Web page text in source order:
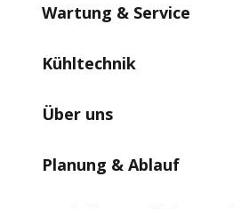
Wartung & Service
Kühltechnik
Über uns
Planung & Ablauf